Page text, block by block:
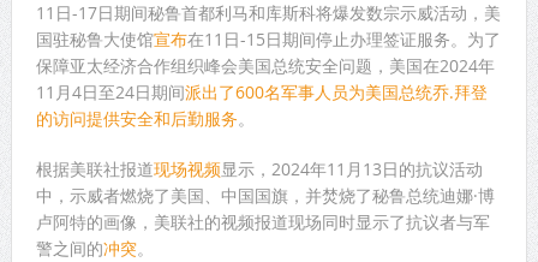
11日-17日期间秘鲁首都利马和库斯科将爆发数宗示威活动，美
国驻秘鲁大使馆宣布在11日-15日期间停止办理签证服务。为了
保障亚太经济合作组织峰会美国总统安全问题，美国在2024年
11月4日至24日期间派出了600名军事人员为美国总统乔.拜登
的访问提供安全和后勤服务。
根据美联社报道现场视频显示，2024年11月13日的抗议活动
中，示威者燃烧了美国、中国国旗，并焚烧了秘鲁总统迪娜·博
卢阿特的画像，美联社的视频报道现场同时显示了抗议者与军
警之间的冲突。